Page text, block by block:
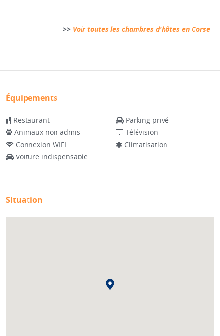
>> Voir toutes les chambres d'hôtes en Corse
Équipements
Restaurant
Parking privé
Animaux non admis
Télévision
Connexion WIFI
Climatisation
Voiture indispensable
Situation